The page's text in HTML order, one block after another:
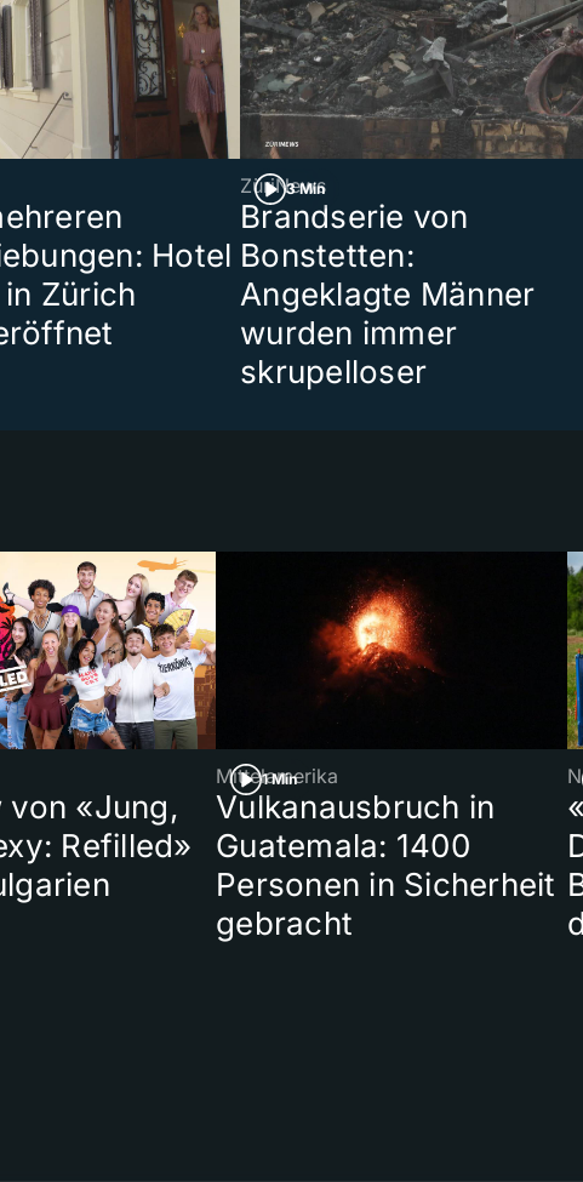
Hotel
Zürich
3 Min
ZüriNews
Brandserie von
Bonstetten:
Angeklagte Männer
wurden immer
skrupelloser
von «Jung,
Refilled»
1 Min
Mittelamerika
Vulkanausbruch in
Guatemala: 1400
Personen in Sicherheit
gebracht